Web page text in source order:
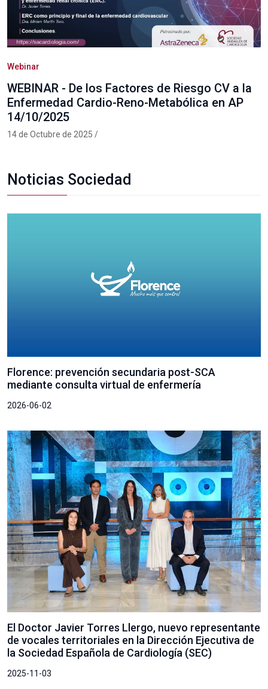
Webinar
WEBINAR - De los Factores de Riesgo CV a la
Enfermedad Cardio-Reno-Metabólica en AP
14/10/2025
14 de Octubre de 2025 /
Noticias Sociedad
Florence: prevención secundaria post-SCA
mediante consulta virtual de enfermería
2026-06-02
El Doctor Javier Torres Llergo, nuevo representante
de vocales territoriales en la Dirección Ejecutiva de
la Sociedad Española de Cardiología (SEC)
2025-11-03